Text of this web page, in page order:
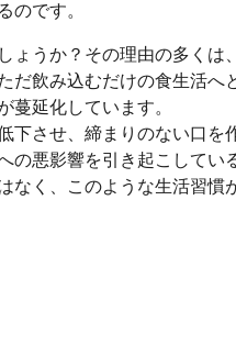
のです。
うか？その理由の多くは
だ飲み込むだけの食生活へ
蔓延化しています。
下させ、締まりのない口を
悪影響を引き起こしてい
なく、このような生活習慣